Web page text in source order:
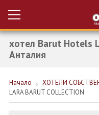
Вход за агенти
НОВА ГОДИНА ТУРЦИЯ
хотел Barut Hotels
Анталия
Начало ХОТЕЛИ
LARA BARUT COLLECTION